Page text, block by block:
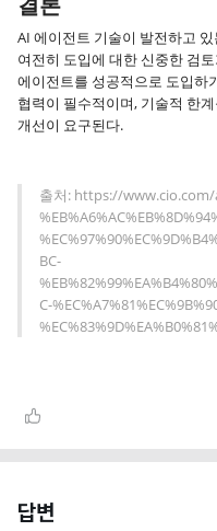
AI 에이전트 기술이 발전하고
여전히 도입에 대한 신중한 검
에이전트를 성공적으로 도입하
협력이 필수적이며, 기술적 한
개선이 요구된다.
출처: https://
BC-
C-
답변